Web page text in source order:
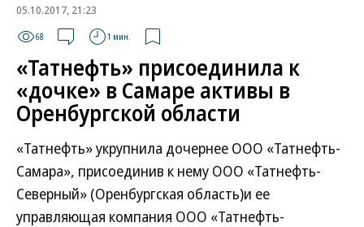
05.10.2017, 21:23
68 1 мин.
«Татнефть» присоединила к
«дочке» в Самаре активы в
Оренбургской области
«Татнефть» укрупнила дочернее ООО «Татнефть-
Самара», присоединив к нему ООО «Татнефть-
Северный» (Оренбургская область)и ее
управляющая компания ООО «Татнефть-